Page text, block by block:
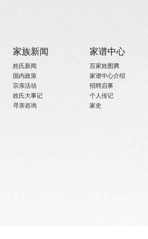
家族新闻
姓氏新闻
国内政策
宗亲活动
姓氏大事记
寻亲咨询
家谱中心
百家姓图腾
家谱中心介绍
招聘启事
个人传记
家史